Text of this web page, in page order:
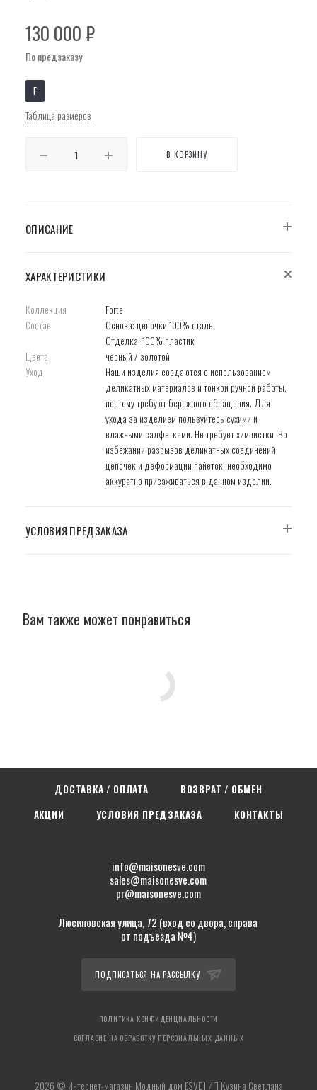
130 000₽
По предзаказу
F
Таблица размеров
В КОРЗИНУ
ОПИСАНИЕ
ХАРАКТЕРИСТИКИ
Коллекция
Forte
Состав
Основа: цепочки 100% сталь;
Отделка: 100% пластик
Цвета
черный / золотой
Уход
Наши изделия создаются с использованием
деликатных материалов и тонкой ручной работы,
поэтому требуют бережного обращения. Для
ухода за изделием пользуйтесь сухими и
влажными салфетками. Не требует химчистки. Во
избежании разрывов деликатных соединений
цепочек и деформации пайеток, необходимо
аккуратно присаживаться в данном изделии.
УСЛОВИЯ ПРЕДЗАКАЗА
Вам также может понравиться
ДОСТАВКА / ОПЛАТА
ВОЗВРАТ / ОБМЕН
АКЦИИ
УСЛОВИЯ ПРЕДЗАКАЗА КОНТАКТЫ
info@maisonesve.com
sales@maisonesve.com
pr@maisonesve.com
Люсиновская улица, 72 (вход со двора, справа
от подъезда №4)
ПОДПИСАТЬСЯ НА РАССЫЛКУ
ПОЛИТИКА КОНФИДЕНЦИАЛЬНОСТИ
СОГЛАСИЕ НА ОБРАБОТКУ ПЕРСОНАЛЬНЫХ ДАННЫХ
2026 © Интернет-магазин Модный дом ESVE | ИП Кузина Светлана